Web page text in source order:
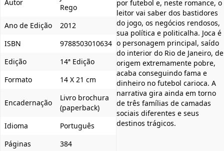
Autor
Rego
Ano de Edição
2012
ISBN
9788503010634
Edição
14ª Edição
Formato
14 X 21 cm
Encadernação
Livro brochura
(paperback)
Idioma
Português
Páginas
384
por futebol e, neste romance, o
leitor vai saber dos bastidores
do jogo, os negócios rendosos,
sua política e politicalha. Joca é
o personagem principal, saído
do interior do Rio de Janeiro, de
origem extremamente pobre,
acaba conseguindo fama e
dinheiro no futebol carioca. A
narrativa gira ainda em torno
de três famílias de camadas
sociais diferentes e seus
destinos trágicos.